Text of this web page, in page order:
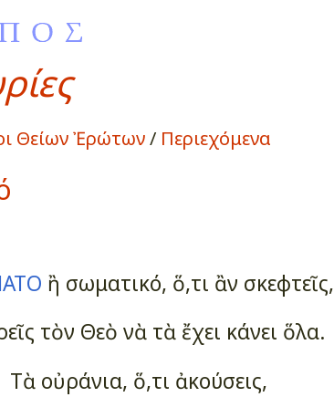
Θείων Ἐρώτων/ Περιεχόμενα
ἢ σωματικό, ὅ,τι ἂν σκεφτεῖς,
τὸν Θεὸ νὰ τὰ ἔχει κάνει ὅλα.
Τὰ οὐράνια, ὅ,τι ἀκούσεις,